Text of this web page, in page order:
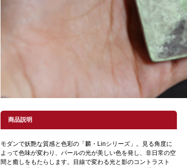
商品説明
モダンで妖艶な質感と色彩の「麟・Linシリーズ」。見る角度に
よって色味が変わり、パールの光が美しい色を発し、非日常の空
間と癒しをもたらします。目線で変わる光と影のコントラスト